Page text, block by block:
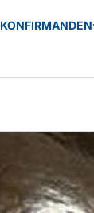
KONFIRMANDEN